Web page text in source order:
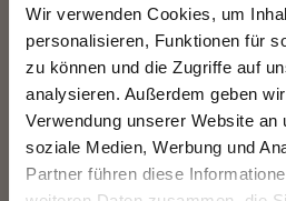
Wir verwenden Cookies, um
personalisieren, Funktionen für
zu können und die Zugriffe auf
analysieren. Außerdem geben
Verwendung unserer Website an
soziale Medien, Werbung und
Partner führen diese
VORTEILSKARTEN
MERANS
GESTALTEN —
MERANS ZUKUNFT
Deine Meinung zählt.